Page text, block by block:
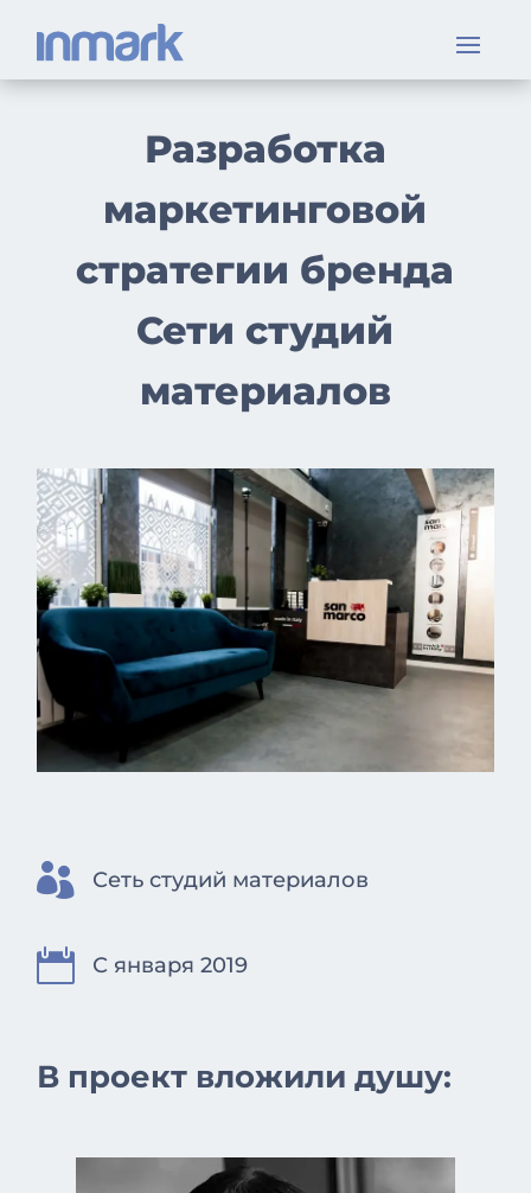
Разработка
маркетинговой
стратегии бренда
Сети студий
материалов
 Сеть студий материалов
 С января 2019
В проект вложили душу: